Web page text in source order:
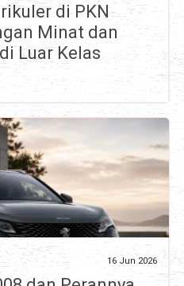
di PKN
Minat dan
Luar Kelas
16 Jun 2026